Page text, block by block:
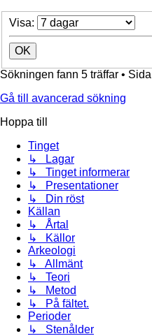
Visa:
Sökningen fann 5 träffar • Sida
Gå till avancerad sökning
Hoppa till
Tinget
↳ Lagar
↳ Tinget informerar
↳ Presentationer
↳ Din röst
Källan
↳ Årtal
↳ Källor
Arkeologi
↳ Allmänt
↳ Teori
↳ Metod
↳ På fältet.
Perioder
↳ Stenålder